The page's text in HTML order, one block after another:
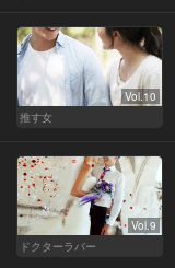
Vol.10
推す女
Vol.9
ドクターラバー